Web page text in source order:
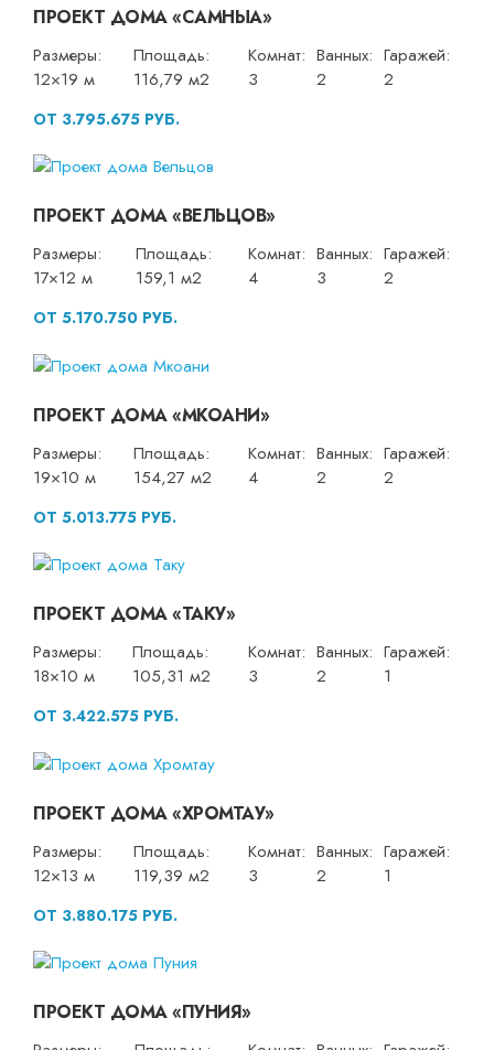
ПРОЕКТ ДОМА «САМНЫА»
Размеры:
12×19 м
Площадь:
116,79 м2
Комнат:
3
Ванных:
2
Гаражей:
2
ОТ 3.795.675 РУБ.
ПРОЕКТ ДОМА «ВЕЛЬЦОВ»
Размеры:
17×12 м
Площадь:
159,1 м2
Комнат:
4
Ванных:
3
Гаражей:
2
ОТ 5.170.750 РУБ.
ПРОЕКТ ДОМА «МКОАНИ»
Размеры:
19×10 м
Площадь:
154,27 м2
Комнат:
4
Ванных:
2
Гаражей:
2
ОТ 5.013.775 РУБ.
ПРОЕКТ ДОМА «ТАКУ»
Размеры:
18×10 м
Площадь:
105,31 м2
Комнат:
3
Ванных:
2
Гаражей:
1
ОТ 3.422.575 РУБ.
ПРОЕКТ ДОМА «ХРОМТАУ»
Размеры:
12×13 м
Площадь:
119,39 м2
Комнат:
3
Ванных:
2
Гаражей:
1
ОТ 3.880.175 РУБ.
ПРОЕКТ ДОМА «ПУНИЯ»